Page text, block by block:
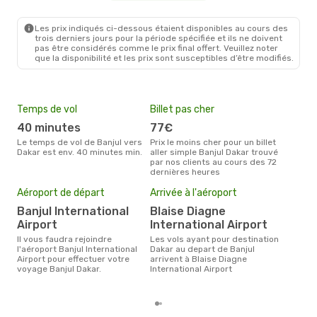
Les prix indiqués ci-dessous étaient disponibles au cours des
trois derniers jours pour la période spécifiée et ils ne doivent
pas être considérés comme le prix final offert. Veuillez noter
que la disponibilité et les prix sont susceptibles d’être modifiés.
Temps de vol
40 minutes
Le temps de vol de Banjul vers
Dakar est env. 40 minutes min.
Billet pas cher
77€
Prix le moins cher pour un billet
aller simple Banjul Dakar trouvé
par nos clients au cours des 72
dernières heures
Aéroport de départ
Banjul International
Airport
Il vous faudra rejoindre
l'aéroport Banjul International
Airport pour effectuer votre
voyage Banjul Dakar.
Arrivée à l'aéroport
Blaise Diagne
International Airport
Les vols ayant pour destination
Dakar au depart de Banjul
arrivent à Blaise Diagne
International Airport